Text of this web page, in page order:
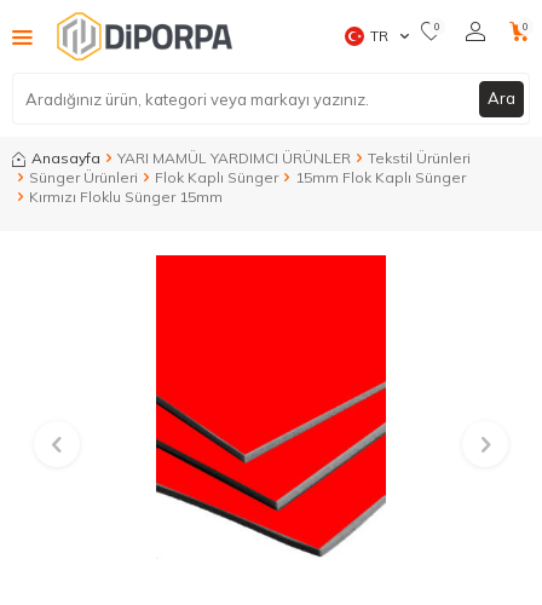
Ara
TR 0 0
Anasayfa YARI MAMÜL YARDIMCI ÜRÜNLER
Tekstil Ürünleri
Sünger Ürünleri
Flok Kaplı Sünger
15mm Flok Kaplı Sünger
Kırmızı Floklu Sünger 15mm